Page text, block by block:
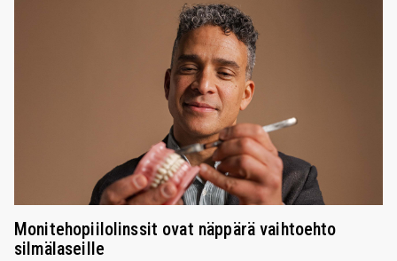
Monitehopiilolinssit ovat näppärä vaihtoehto
silmälaseille